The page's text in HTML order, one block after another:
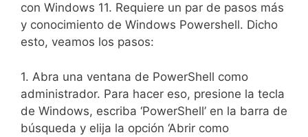
con Windows 11. Requiere un par de pasos más
y conocimiento de Windows Powershell. Dicho
esto, veamos los pasos:
1. Abra una ventana de PowerShell como
administrador. Para hacer eso, presione la tecla
de Windows, escriba ‘PowerShell’ en la barra de
búsqueda y elija la opción ‘Abrir como